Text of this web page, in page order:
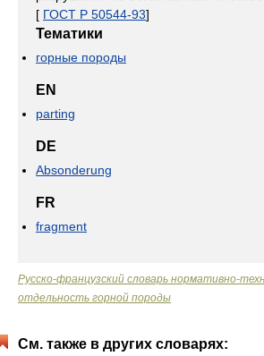
[ ГОСТ Р 50544-93]
Тематики
горные породы
EN
parting
DE
Absonderung
FR
fragment
Русско-французский словарь нормативно-
отдельность горной породы
См. также в других словарях: